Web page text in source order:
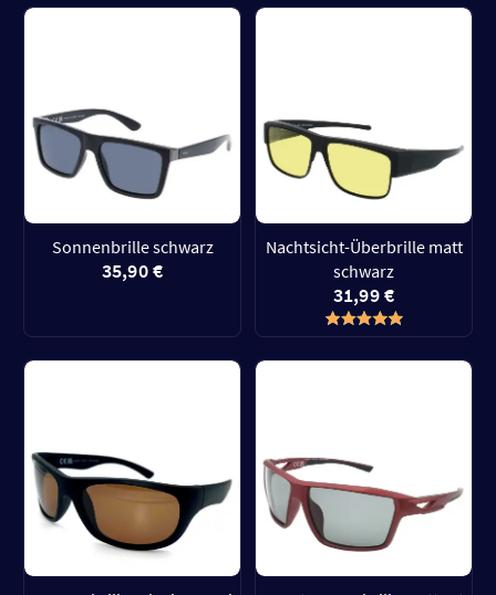
Sonnenbrille schwarz
Nachtsicht-Überbrille matt
schwarz
31,99 €